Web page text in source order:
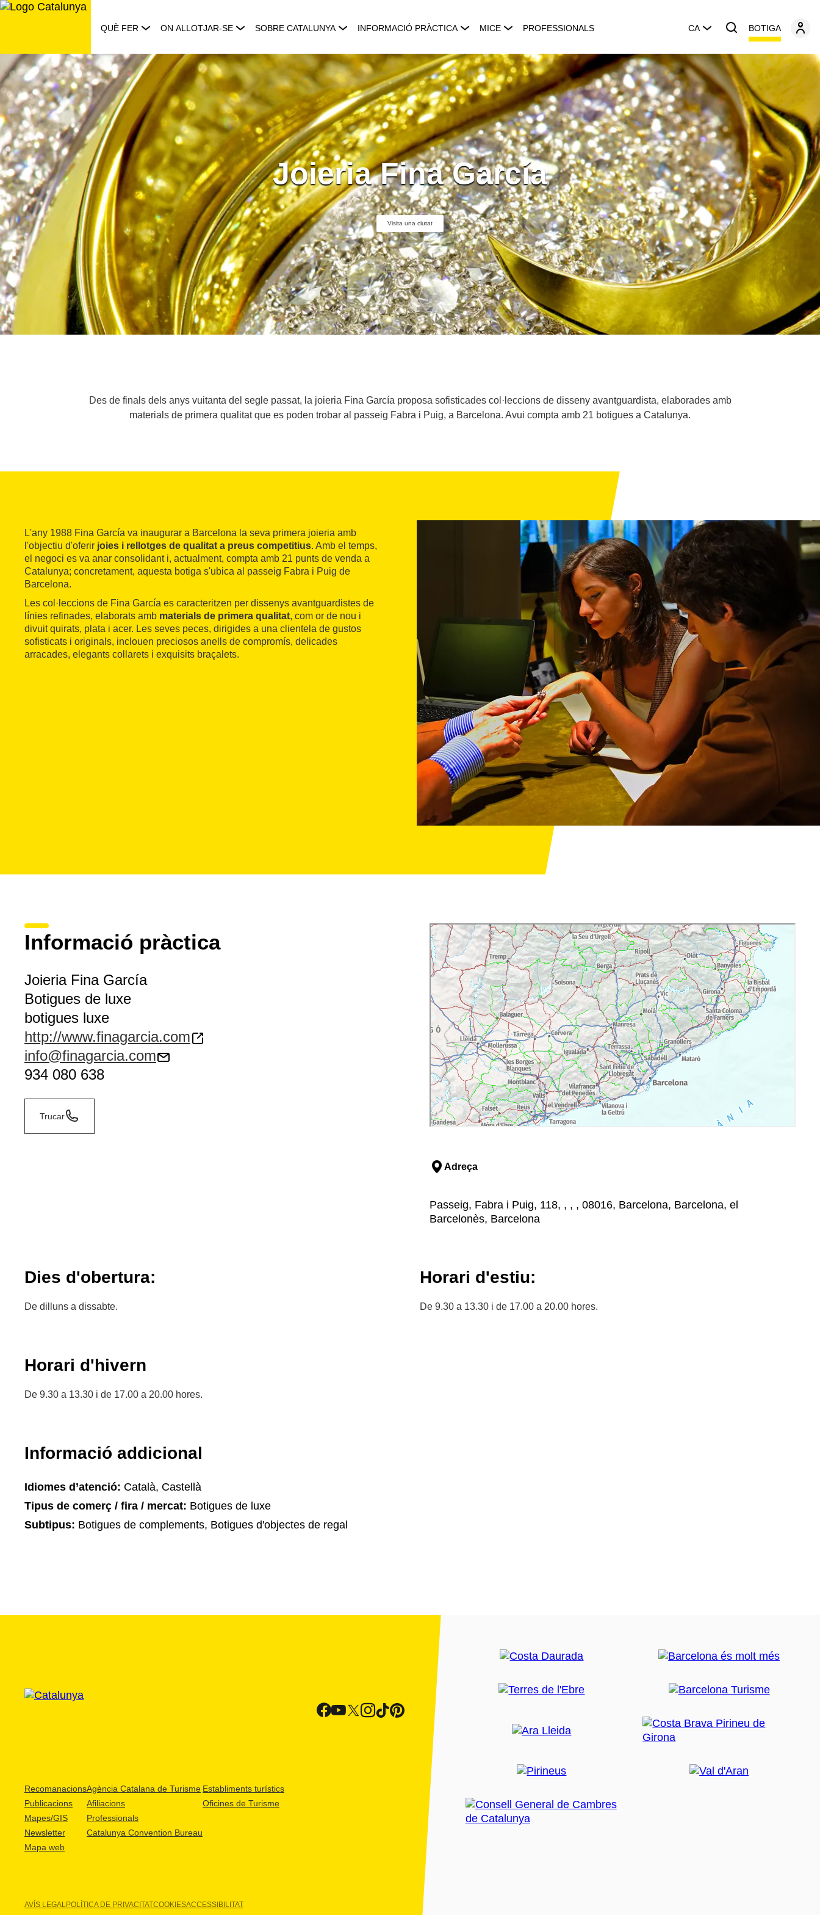
Saltar
QUÈ FER ON ALLOTJAR-SE SOBRE CATALUNYA INFORMACIÓ PRÀCTICA MICE PROFESSIONALS CA BOTIGA
Joieria Fina García
Visita una ciutat
Des de finals dels anys vuitanta del segle passat, la joieria Fina García proposa sofisticades col·leccions de disseny avantguardista, elaborades amb
materials de primera qualitat que es poden trobar al passeig Fabra i Puig, a Barcelona. Avui compta amb 21 botigues a Catalunya.
L'any 1988 Fina García va inaugurar a Barcelona la seva primera joieria amb
l'objectiu d'oferir joies i rellotges de qualitat a preus competitius. Amb el temps,
el negoci es va anar consolidant i, actualment, compta amb 21 punts de venda a
Catalunya; concretament, aquesta botiga s'ubica al passeig Fabra i Puig de
Barcelona.
Les col·leccions de Fina García es caracteritzen per dissenys avantguardistes de
línies refinades, elaborats amb materials de primera qualitat, com or de nou i
divuit quirats, plata i acer. Les seves peces, dirigides a una clientela de gustos
sofisticats i originals, inclouen preciosos anells de compromís, delicades
arracades, elegants collarets i exquisits braçalets.
Informació pràctica
Joieria Fina García
Botigues de luxe
botigues luxe
http://www.finagarcia.com
info@finagarcia.com
934 080 638
Trucar
Adreça
Passeig, Fabra i Puig, 118, , , , 08016, Barcelona, Barcelona, el
Barcelonès, Barcelona
Dies d'obertura:
De dilluns a dissabte.
Horari d'estiu:
De 9.30 a 13.30 i de 17.00 a 20.00 hores.
Horari d'hivern
De 9.30 a 13.30 i de 17.00 a 20.00 hores.
Informació addicional
Idiomes d’atenció: Català, Castellà
Tipus de comerç / fira / mercat: Botigues de luxe
Subtipus: Botigues de complements, Botigues d'objectes de regal
Recomanacions
Publicacions
Mapes/GIS
Newsletter
Mapa web
Agència Catalana de Turisme
Afiliacions
Professionals
Catalunya Convention Bureau
Establiments turístics
Oficines de Turisme
AVÍS LEGALPOLÍTICA DE PRIVACITATCOOKIESACCESSIBILITAT